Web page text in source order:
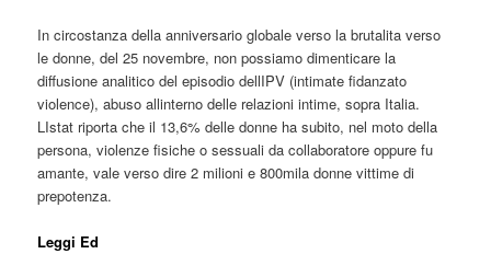
In circostanza della anniversario globale verso la brutalita verso
le donne, del 25 novembre, non possiamo dimenticare la
diffusione analitico del episodio dellIPV (intimate fidanzato
violence), abuso allinterno delle relazioni intime, sopra Italia.
LIstat riporta che il 13,6% delle donne ha subito, nel moto della
persona, violenze fisiche o sessuali da collaboratore oppure fu
amante, vale verso dire 2 milioni e 800mila donne vittime di
prepotenza.
Leggi Ed